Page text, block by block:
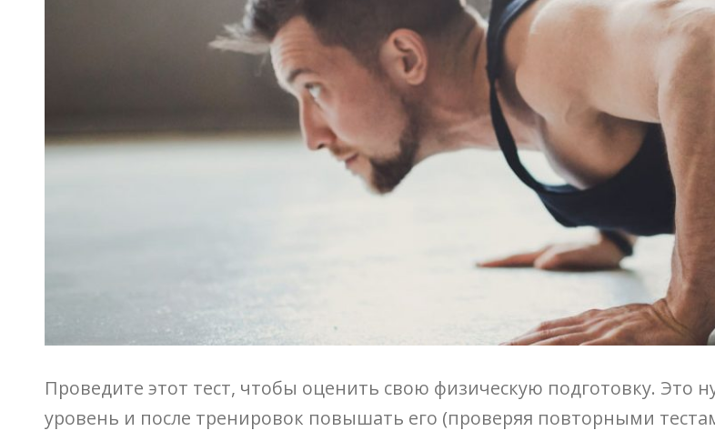
Проведите этот тест, чтобы оценить свою физическую подготовку. Это
уровень и после тренировок повышать его (проверяя повторными